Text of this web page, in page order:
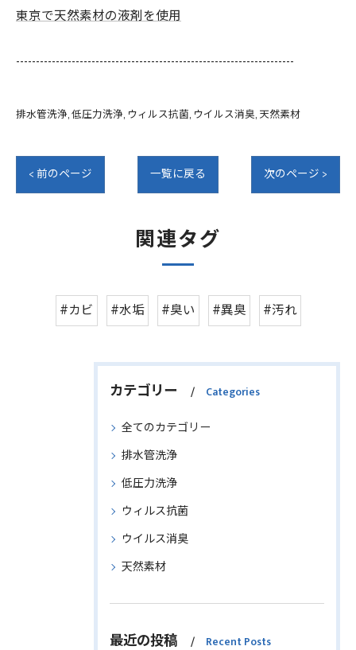
東京で天然素材の液剤を使用
----------------------------------------------------------------------
排水管洗浄 低圧力洗浄 ウィルス抗菌 ウイルス消臭 天然素材
< 前のページ 一覧に戻る 次のページ >
関連タグ
#カビ #水垢 #臭い #異臭 #汚れ
カテゴリー Categories
全てのカテゴリー
排水管洗浄
低圧力洗浄
ウィルス抗菌
ウイルス消臭
天然素材
最近の投稿 Recent Posts